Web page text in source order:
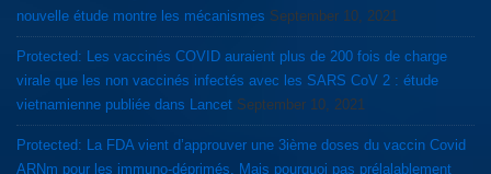
nouvelle étude montre les mécanismes September 10, 2021
Protected: Les vaccinés COVID auraient plus de 200 fois de charge
virale que les non vaccinés infectés avec les SARS CoV 2 : étude
vietnamienne publiée dans Lancet September 10, 2021
Protected: La FDA vient d’approuver une 3ième doses du vaccin Covid
ARNm pour les immuno-déprimés. Mais pourquoi pas prélalablement